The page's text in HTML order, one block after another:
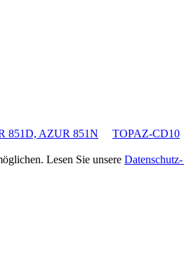
851D, AZUR 851N TOPAZ-CD10
Lesen Sie unsere